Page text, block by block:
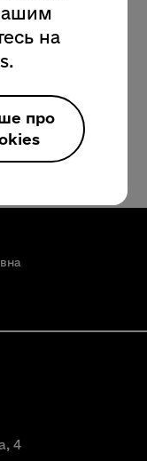
4
на
про